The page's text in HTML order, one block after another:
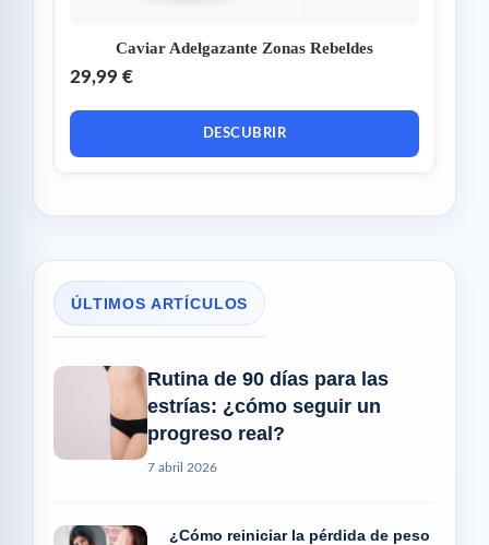
Caviar Adelgazante Zonas Rebeldes
29,99 €
DESCUBRIR
ÚLTIMOS ARTÍCULOS
Rutina de 90 días para las
estrías: ¿cómo seguir un
progreso real?
7 abril 2026
¿Cómo reiniciar la pérdida de peso